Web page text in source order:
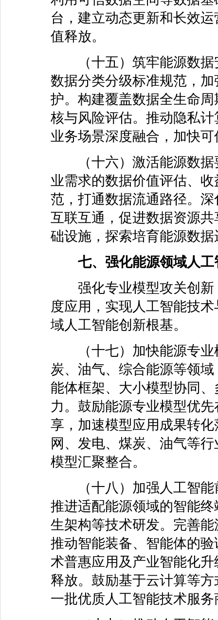
台，建立动态更新和长效
值释放。
（十五）筑牢能源数据
数据分类分级标准规范，
护。构建覆盖数据全生命
核与风险评估。推动隐私
业务场景深度融合，加快
（十六）激活能源数据
业需求的数据价值评估、
范，打通数据流通路径。
互联互通，促进数据资源
础设施，探索培育能源数
七、强化能源领域人
强化专业模型攻关创新
度应用，实现人工智能技
域人工智能创新根基。
（十七）加快能源专业
炭、油气、综合能源等领
能体框架、大小模型协同
力。鼓励能源专业模型优
享，加速模型应用成果转
网、发电、煤炭、油气等
模型汇聚整合。
（十八）加强人工智能
推进适配能源领域的智能
生架构等技术研发。完善
推动智能装备、智能体的
术普惠应用及产业智能化
释放。鼓励基于云计算等
一批优质人工智能技术服务